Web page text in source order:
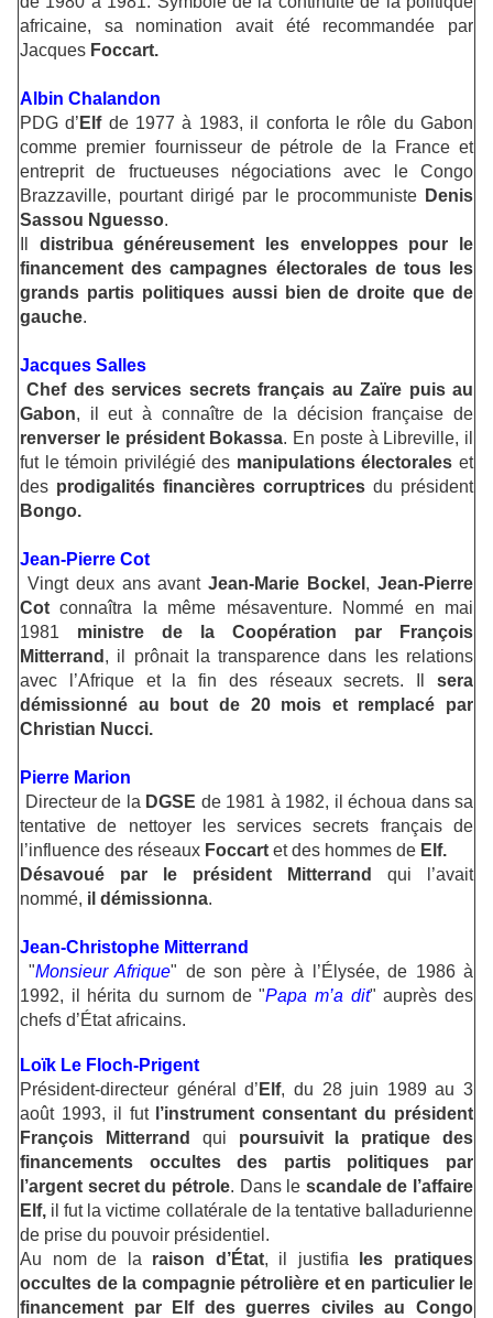
africaine, sa nomination avait été recommandée par
Jacques Foccart.
Albin Chalandon
PDG d’ Elfde 1977 à 1983, il conforta le rôle du Gabon
comme premier fournisseur de pétrole de la France et
entreprit de fructueuses négociations avec le Congo
Brazzaville, pourtant dirigé par le procommuniste Denis
Sassou Nguesso.
distribua généreusement les enveloppes pour le
financement des campagnes électorales de tous les
grands partis politiques aussi bien de droite que de
gauche.
Jacques Salles
Chef des services secrets français au Zaïre puis au
Gabon, il eut à connaître de la décision française de
renverser le président Bokassa. En poste à Libreville, il
fut le témoin privilégié des manipulations électorales et
des prodigalités financières corruptrices du président
Bongo.
Jean-Pierre Cot
Vingt deux ans avantJean-Marie Bockel ,Jean-Pierre
Cot connaîtra la même mésaventure. Nommé en mai
1981 ministre de la Coopération par François
Mitterrand , il prônait la transparence dans les relations
avec l’Afrique et la fin des réseaux secrets. Il sera
démissionné au bout de 20 mois et remplacé par
Christian Nucci.
Pierre Marion
Directeur de la DGSE de 1981 à 1982, il échoua dans sa
tentative de nettoyer les services secrets français de
l’influence des réseaux Foccart et des hommes de Elf.
Désavoué par le président Mitterrand
qui l’avait
nommé, il démissionna.
Jean-Christophe Mitterrand
"Monsieur Afrique" de son père à l’Élysée, de 1986 à
1992, il hérita du surnom de "Papa m’a dit" auprès des
chefs d’État africains.
Loïk Le Floch-Prigent
Président-directeur général d’ Elf, du 28 juin 1989 au 3
août 1993, il fut l’instrument consentant du président
François Mitterrand
qui poursuivit la pratique des
financements occultes des partis politiques par
l’argent secret du pétrole. Dans le scandale de l’affaire
Elf, il fut la victime collatérale de la tentative balladurienne
de prise du pouvoir présidentiel.
Au nom de la raison d’État, il justifia
les pratiques
occultes de la compagnie pétrolière et en particulier le
financement par Elf des guerres civiles au Congo